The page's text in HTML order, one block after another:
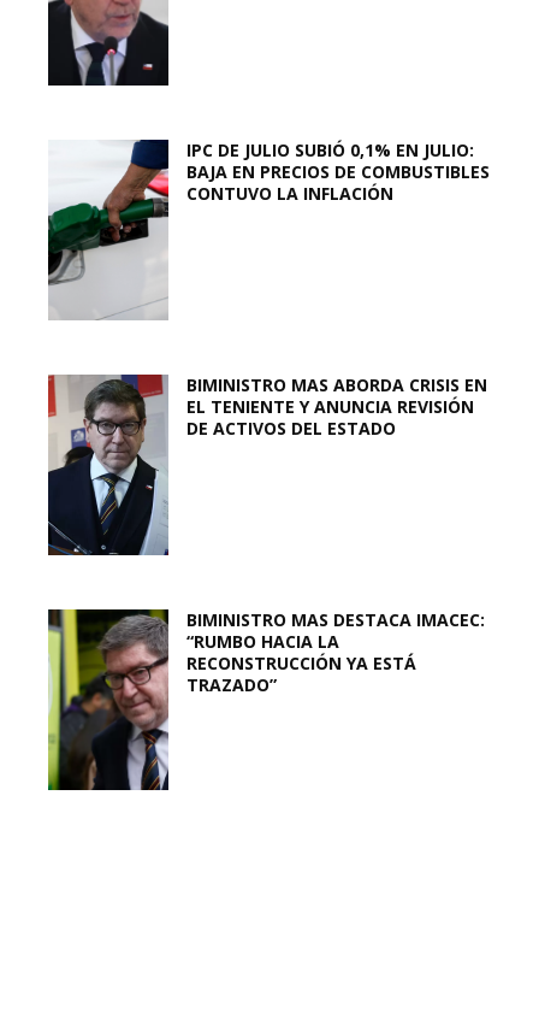
IPC DE JULIO SUBIÓ 0,1% EN JULIO:
BAJA EN PRECIOS DE COMBUSTIBLES
CONTUVO LA INFLACIÓN
BIMINISTRO MAS ABORDA CRISIS EN
EL TENIENTE Y ANUNCIA REVISIÓN
DE ACTIVOS DEL ESTADO
BIMINISTRO MAS DESTACA IMACEC:
“RUMBO HACIA LA
RECONSTRUCCIÓN YA ESTÁ
TRAZADO”